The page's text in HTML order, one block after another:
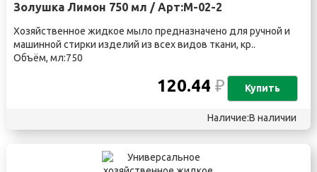
Золушка Лимон 750 мл / Арт:М-02-2
Хозяйственное жидкое мыло предназначено для ручной и
машинной стирки изделий из всех видов ткани, кр..
Объём, мл:750
120.44₽ Купить
Наличие:В наличии